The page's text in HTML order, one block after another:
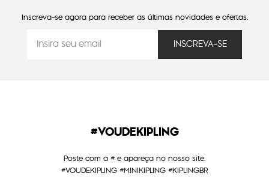
Inscreva-se agora para receber as últimas novidades e ofertas.
#VOUDEKIPLING
Poste com a # e apareça no nosso site.
#VOUDEKIPLING #MINIKIPLING #KIPLINGBR